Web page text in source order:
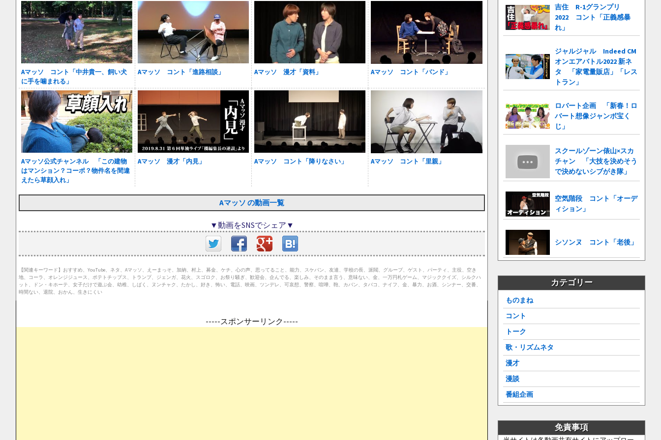
Aマッソ コント「中井貴一、飼い犬
に手を噛まれる」
Aマッソ コント「進路相談」 Aマッソ 漫才「資料」 Aマッソ コント「バンド」
Aマッソ公式チャンネル 「この建物
はマンション？コーポ？物件名を間違
えたら草顔入れ」
Aマッソ 漫才「内見」 Aマッソ コント「降りなさい」 Aマッソ コント「里親」
Aマッソ の動画一覧
▼動画をSNSでシェア▼
【関連キーワード】おすすめ、YouTube、ネタ、Aマッソ、えーまっそ、加納、村上、募金、ケチ、心の声、思ってること、能力、スケバン、友達、学校の長、派閥、グループ、ゲスト、パーティ、主役、空き
地、コーラ、オレンジジュース、ポテトチップス、トランプ、ジェンガ、花火、スゴロク、お祭り騒ぎ、歓迎会、企んでる、楽しみ、そのまま言う、意味ない、金、一万円札ゲーム、マジッククイズ、シルクハ
ット、ドン・キホーテ、女子だけで遊ぶ会、幼稚、しばく、ヌンチャク、たかし、好き、怖い、電話、映画、ツンデレ、可哀想、警察、喧嘩、鞄、カバン、タバコ、ナイフ、金、暴力、お酒、シンナー、交番、
時間ない、退院、おかん、生きにくい
-----スポンサーリンク-----
吉住 R-1グランプリ
2022 コント「正義感暴
れ」
ジャルジャル Indeed CM
オンエアバトル2022 新ネ
タ 「家電量販店」「レス
トラン」
ロバート企画 「新春！ロ
バート想像ジャンボ宝く
じ」
スクールゾーン俵山×スカ
チャン 「大技を決めそう
で決めないシブがき隊」
空気階段 コント「オーデ
ィション」
シソンヌ コント「老後」
カテゴリー
ものまね
コント
トーク
歌・リズムネタ
漫才
漫談
番組企画
免責事項